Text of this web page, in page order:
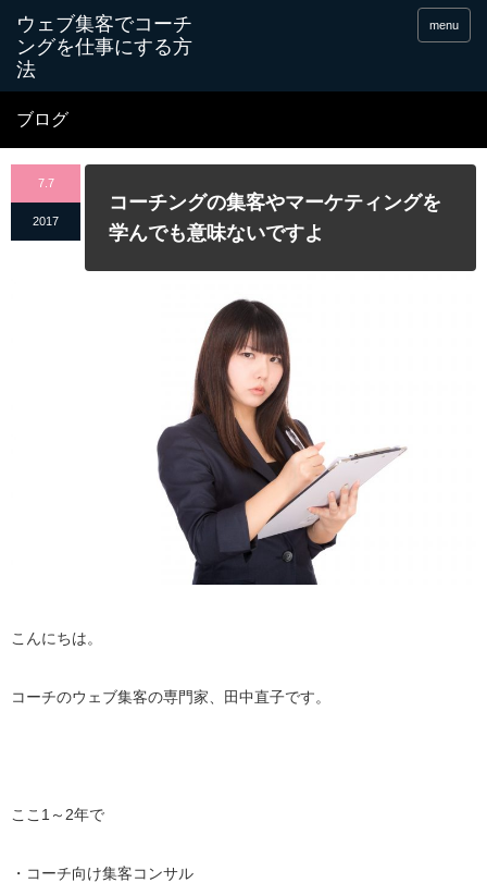
menu
ブログ
7.7
2017
コーチングの集客やマーケティングを
学んでも意味ないですよ
こんにちは。
コーチのウェブ集客の専門家、田中直子です。
ここ1～2年で
・コーチ向け集客コンサル